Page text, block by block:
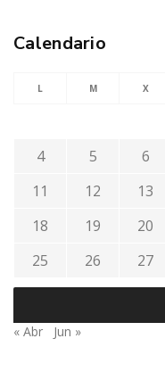
Calendario
L M X
4
5 6
11
12 13
18
19 20
25
26 27
« Abr Jun »